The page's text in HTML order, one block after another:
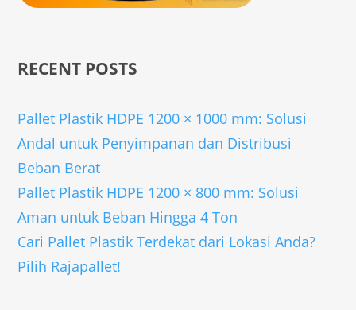
RECENT POSTS
Pallet Plastik HDPE 1200 × 1000 mm: Solusi
Andal untuk Penyimpanan dan Distribusi
Beban Berat
Pallet Plastik HDPE 1200 × 800 mm: Solusi
Aman untuk Beban Hingga 4 Ton
Cari Pallet Plastik Terdekat dari Lokasi Anda?
Pilih Rajapallet!